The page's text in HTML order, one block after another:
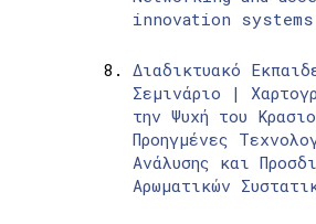
innovation systems
Διαδικτυακό
Σεμινάριο |
την Ψυχή του
Προηγμένες
Ανάλυσης και
Αρωματικών